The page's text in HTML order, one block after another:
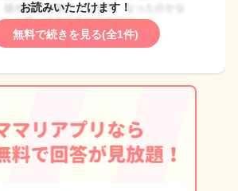
お読みいただけます！
無料で続きを見る(全1件)